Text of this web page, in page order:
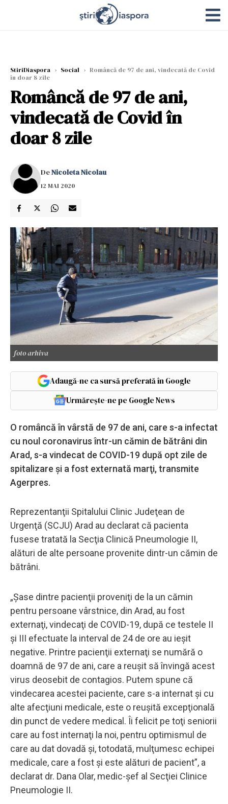
StiriDiaspora › Social › Româncă de 97 de ani, vindecată de Covid
în doar 8 zile
Româncă de 97 de ani,
vindecată de Covid în
doar 8 zile
DeNicoleta Nicolau
12 MAI 2020
foto arhiva
Adaugă-ne ca sursă preferată în Google
Urmărește-ne pe Google News
O româncă în vârstă de 97 de ani, care s-a infectat
cu noul coronavirus într-un cămin de bătrâni din
Arad, s-a vindecat de COVID-19 după opt zile de
spitalizare şi a fost externată marţi, transmite
Agerpres.
Reprezentanţii Spitalului Clinic Judeţean de
Urgenţă (SCJU) Arad au declarat că pacienta
fusese tratată la Secţia Clinică Pneumologie II,
alături de alte persoane provenite dintr-un cămin de
bătrâni.
„Şase dintre pacienţii proveniţi de la un cămin
pentru persoane vârstnice, din Arad, au fost
externaţi, vindecaţi de COVID-19, după ce testele II
şi III efectuate la interval de 24 de ore au ieşit
negative. Printre pacienţii externaţi se numără o
doamnă de 97 de ani, care a reuşit să învingă acest
virus deosebit de contagios. Putem spune că
vindecarea acestei paciente, care s-a internat şi cu
alte afecţiuni medicale, este o reuşită excepţională
din punct de vedere medical. Îi felicit pe toţi seniorii
care au fost internaţi la noi, pentru optimismul de
care au dat dovadă şi, totodată, mulţumesc echipei
medicale, care a fost şi este alături de pacient”, a
declarat dr. Dana Olar, medic-şef al Secţiei Clinice
Pneumologie II.